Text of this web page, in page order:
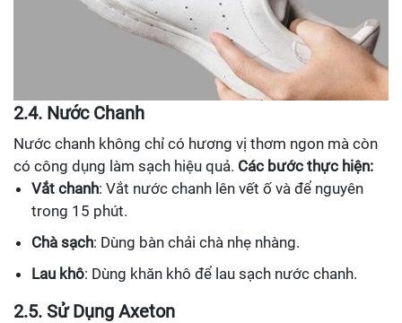
2.4. Nước Chanh
Nước chanh không chỉ có hương vị thơm ngon mà còn
có công dụng làm sạch hiệu quả. Các bước thực hiện:
Vắt chanh: Vắt nước chanh lên vết ố và để nguyên
trong 15 phút.
Chà sạch: Dùng bàn chải chà nhẹ nhàng.
Lau khô: Dùng khăn khô để lau sạch nước chanh.
2.5. Sử Dụng Axeton